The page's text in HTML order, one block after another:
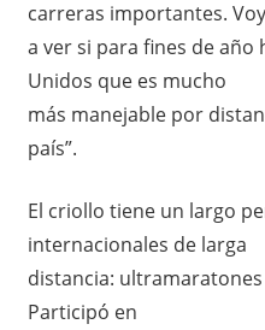
carreras importantes. Voy
a ver si para fines de año
Unidos que es mucho
más manejable por
país”.
El criollo tiene un largo
internacionales de larga
distancia:
Participó en